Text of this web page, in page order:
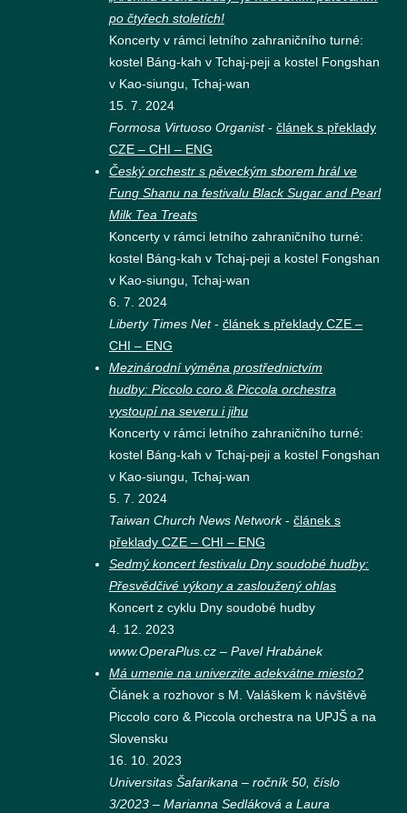
po čtyřech stoletích!
Koncerty v rámci letního zahraničního turné:
kostel Báng-kah v Tchaj-peji a kostel Fongshan
v Kao-siungu, Tchaj-wan
15. 7. 2024
Formosa Virtuoso Organist - článek s překlady
CZE – CHI – ENG
Český orchestr s pěveckým sborem hrál ve
Fung Shanu na festivalu Black Sugar and Pearl
Milk Tea Treats
Koncerty v rámci letního zahraničního turné:
kostel Báng-kah v Tchaj-peji a kostel Fongshan
v Kao-siungu, Tchaj-wan
6. 7. 2024
Liberty Times Net- článek s překlady CZE –
CHI – ENG
Mezinárodní výměna prostřednictvím
hudby: Piccolo coro & Piccola orchestra
vystoupí na severu i jihu
Koncerty v rámci letního zahraničního turné:
kostel Báng-kah v Tchaj-peji a kostel Fongshan
v Kao-siungu, Tchaj-wan
5. 7. 2024
Taiwan Church News Network- článek s
překlady CZE – CHI – ENG
Sedmý koncert festivalu Dny soudobé hudby:
Přesvědčivé výkony a zasloužený ohlas
Koncert z cyklu Dny soudobé hudby
4. 12. 2023
www.OperaPlus.cz – Pavel Hrabánek
Má umenie na univerzite adekvátne miesto?
Článek a rozhovor s M. Valáškem k návštěvě
Piccolo coro & Piccola orchestra na UPJŠ a na
Slovensku
16. 10. 2023
Universitas Šafarikana – ročník 50, číslo
3/2023 – Marianna Sedláková a Laura